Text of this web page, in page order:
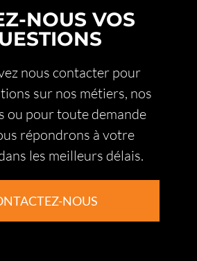
NOUS VOS
nous contacter pour
sur nos métiers, nos
ou pour toute demande
répondrons à votre
les meilleurs délais.
NOUS